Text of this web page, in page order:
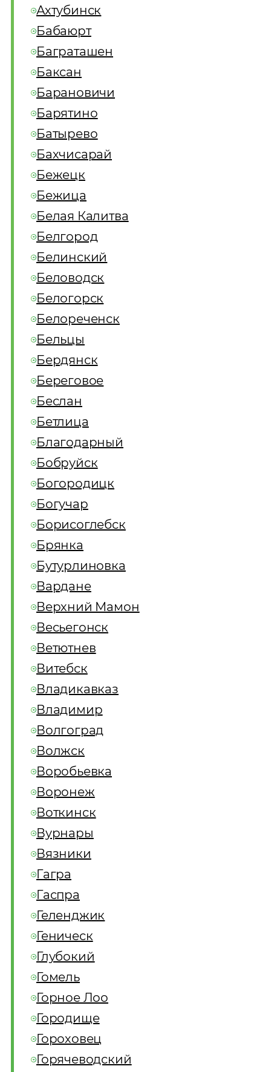
Ахтубинск
Бабаюрт
Баграташен
Баксан
Барановичи
Барятино
Батырево
Бахчисарай
Бежецк
Бежица
Белая Калитва
Белгород
Белинский
Беловодск
Белогорск
Белореченск
Бельцы
Бердянск
Береговое
Беслан
Бетлица
Благодарный
Бобруйск
Богородицк
Богучар
Борисоглебск
Брянка
Бутурлиновка
Вардане
Верхний Мамон
Весьегонск
Ветютнев
Витебск
Владикавказ
Владимир
Волгоград
Волжск
Воробьевка
Воронеж
Воткинск
Вурнары
Вязники
Гагра
Гаспра
Геленджик
Геническ
Глубокий
Гомель
Горное Лоо
Городище
Гороховец
Горячеводский